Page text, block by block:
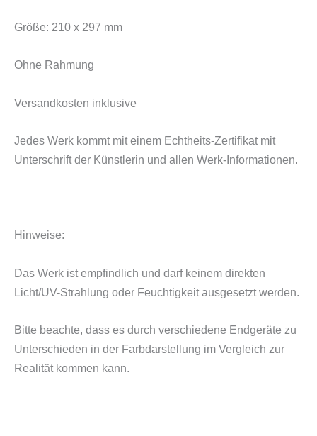
Größe: 210 x 297 mm
Ohne Rahmung
Versandkosten inklusive
Jedes Werk kommt mit einem Echtheits-Zertifikat mit
Unterschrift der Künstlerin und allen Werk-Informationen.
Hinweise:
Das Werk ist empfindlich und darf keinem direkten
Licht/UV-Strahlung oder Feuchtigkeit ausgesetzt werden.
Bitte beachte, dass es durch verschiedene Endgeräte zu
Unterschieden in der Farbdarstellung im Vergleich zur
Realität kommen kann.